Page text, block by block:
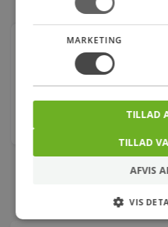
Kompressions vinkel
MARKETING
TILLAD
TILLAD
AFVIS
VIS